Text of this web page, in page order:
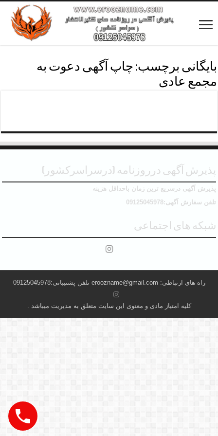
بایگانی برچسب: چاپ آگهی دعوت به
مجمع عادی
پذیرش آگهی درروزنامه (درسراسرکشور)
پذیرش آگهی درسریع ترین زمان باحداقل هزینه
تلفن سفارش آگهی:09125045978
شبکه های اجتماعی
راه های ارتباطی: eroozname@gmail.com تلفن پشتیبانی:09125045978
کلیه امتیاز مادی و معنوی این سایت متعلق به مدیریت میباشد .